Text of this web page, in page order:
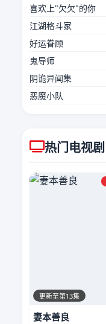
喜欢上"欠欠"的你
江湖格斗家
好运眷顾
鬼导师
阴诡异闻集
恶魔小队
热门电视剧
更新至第13集
妻本善良